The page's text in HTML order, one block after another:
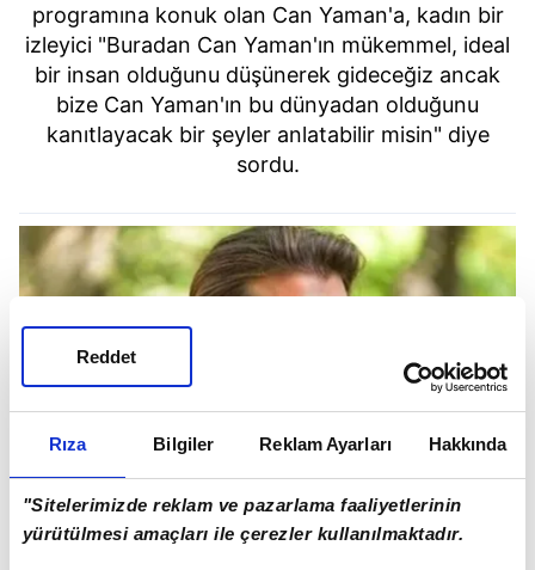
Rıza Bilgiler Reklam Ayarları Hakkında
"Sitelerimizde reklam ve pazarlama faaliyetlerinin
yürütülmesi amaçları ile çerezler kullanılmaktadır.
Reddet
programına konuk olan Can Yaman'a, kadın bir
izleyici "Buradan Can Yaman'ın mükemmel, ideal
bir insan olduğunu düşünerek gideceğiz ancak
bize Can Yaman'ın bu dünyadan olduğunu
kanıtlayacak bir şeyler anlatabilir misin" diye
sordu.